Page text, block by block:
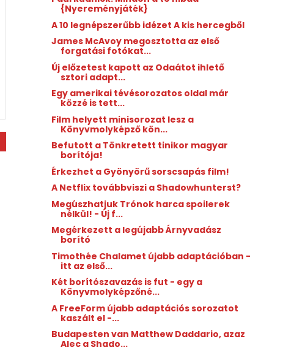
{Nyereményjáték}
A 10 legnépszerűbb idézet A kis hercegből
James McAvoy megosztotta az első
forgatási fotókat...
Új előzetest kapott az Odaátot ihlető
sztori adapt...
Egy amerikai tévésorozatos oldal már
közzé is tett...
Film helyett minisorozat lesz a
Könyvmolyképző kön...
Befutott a Tönkretett tinikor magyar
borítója!
Érkezhet a Gyönyörű sorscsapás film!
A Netflix továbbviszi a Shadowhunterst?
Megúszhatjuk Trónok harca spoilerek
nélkül! - Új f...
Megérkezett a legújabb Árnyvadász
borító
Timothée Chalamet újabb adaptációban -
itt az első...
Két borítószavazás is fut - egy a
Könyvmolyképzőné...
A FreeForm újabb adaptációs sorozatot
kaszált el -...
Budapesten van Matthew Daddario, azaz
Alec a Shado...